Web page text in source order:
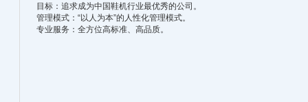
目标：追求成为中国鞋机行业最优秀的公司。
管理模式：“以人为本”的人性化管理模式。
专业服务：全方位高标准、高品质。